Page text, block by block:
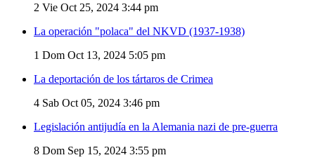
2 Vie Oct 25, 2024 3:44 pm
La operación "polaca" del NKVD (1937-1938)
1 Dom Oct 13, 2024 5:05 pm
La deportación de los tártaros de Crimea
4 Sab Oct 05, 2024 3:46 pm
Legislación antijudía en la Alemania nazi de pre-guerra
8 Dom Sep 15, 2024 3:55 pm